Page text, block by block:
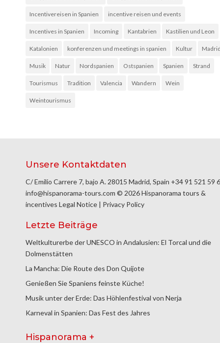
Incentivereisen in Spanien incentive reisen und events
Incentives in Spanien Incoming Kantabrien Kastilien und Leon
Katalonien konferenzen und meetings in spanien Kultur
Musik Natur Nordspanien Ostspanien Spanien Strand
Tourismus Tradition Valencia Wandern Wein
Weintourismus
Unsere Kontaktdaten
C/ Emilio Carrere 7, bajo A. 28015 Madrid, Spain +34 91 521 59
info@hispanorama-tours.com © 2026 Hispanorama tours &
incentives Legal Notice | Privacy Policy
Letzte Beiträge
Weltkulturerbe der UNESCO in Andalusien: El Torcal und die
Dolmenstätten
La Mancha: Die Route des Don Quijote
Genießen Sie Spaniens feinste Küche!
Musik unter der Erde: Das Höhlenfestival von Nerja
Karneval in Spanien: Das Fest des Jahres
Hispanorama +